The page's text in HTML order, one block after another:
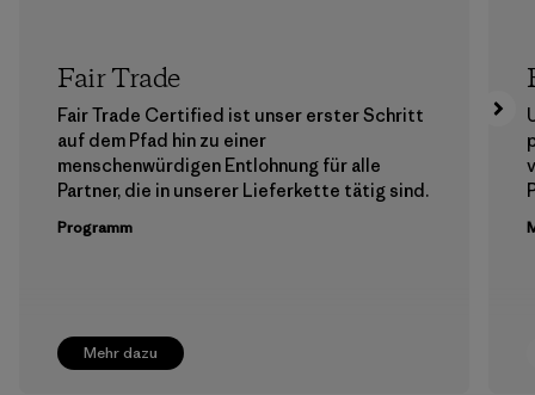
Mehr dazu
Fair Trade
Fair Trade Certified ist unser erster Schritt
auf dem Pfad hin zu einer
menschenwürdigen Entlohnung für alle
Partner, die in unserer Lieferkette tätig sind.
Programm